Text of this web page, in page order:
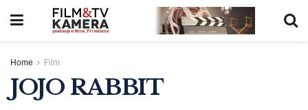
Home Film
JOJO RABBIT